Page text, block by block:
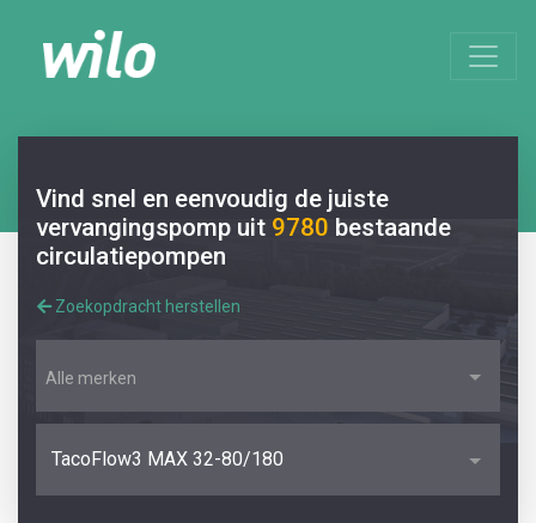
Vind snel en eenvoudig de juiste
vervangingspomp uit 9780 bestaande
circulatiepompen
Zoekopdracht herstellen
Alle merken
TacoFlow3 MAX 32-80/180